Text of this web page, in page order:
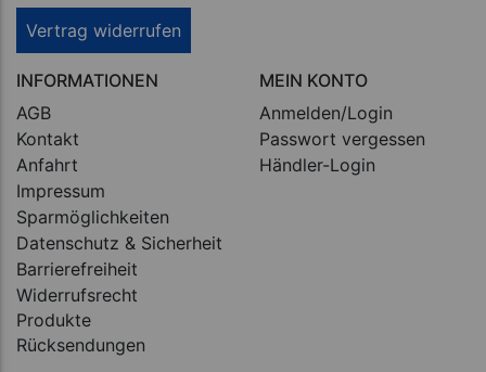
Vertrag widerrufen
INFORMATIONEN
AGB
Kontakt
Anfahrt
Impressum
Sparmöglichkeiten
Datenschutz & Sicherheit
Barrierefreiheit
Widerrufsrecht
Produkte
Rücksendungen
MEIN KONTO
Anmelden/Login
Passwort vergessen
Händler-Login